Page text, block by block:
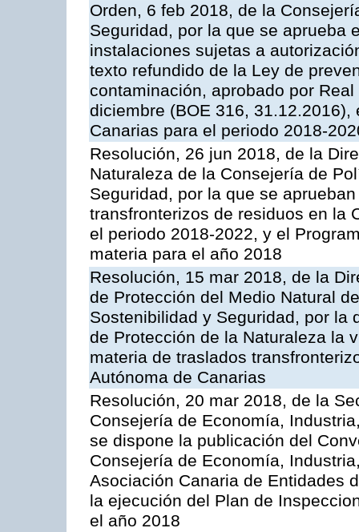
Orden, 6 feb 2018, de la
Seguridad, por la que se aprueba
instalaciones sujetas a
texto refundido de la Ley de
contaminación, aprobado por
diciembre (BOE 316,
Canarias para el periodo 2018-
Resolución, 26 jun 2018, de la
Naturaleza de la Consejería de
Seguridad, por la que se
transfronterizos de residuos en la
el periodo 2018-2022, y el
materia para el año 2018
Resolución, 15 mar 2018, de la
de Protección del Medio Natural
Sostenibilidad y Seguridad, por la
de Protección de la Naturaleza la
materia de traslados
Autónoma de Canarias
Resolución, 20 mar 2018, de la
Consejería de Economía,
se dispone la publicación del
Consejería de Economía,
Asociación Canaria de Entidades
la ejecución del Plan de
el año 2018